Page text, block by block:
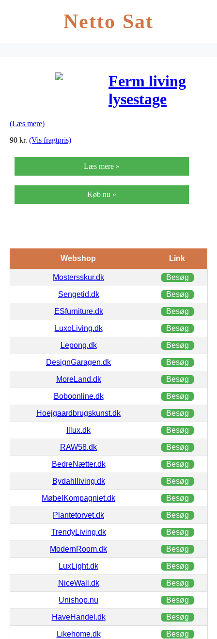
Netto Sat
Ferm living
lysestage
(Læs mere)
90 kr. (Vis fragtpris)
Læs mere »
Køb nu »
Webshop Link
Mostersskur.dk Besøg
Sengetid.dk Besøg
ESfurniture.dk Besøg
LuxoLiving.dk Besøg
Lepong.dk Besøg
DesignGaragen.dk Besøg
MoreLand.dk Besøg
Boboonline.dk Besøg
Hoejgaardbrugskunst.dk Besøg
Illux.dk Besøg
RAW58.dk Besøg
BedreNætter.dk Besøg
Bydahlliving.dk Besøg
MøbelKompagniet.dk Besøg
Plantetorvet.dk Besøg
TrendyLiving.dk Besøg
ModernRoom.dk Besøg
LuxLight.dk Besøg
NiceWall.dk Besøg
Unishop.nu Besøg
HaveHandel.dk Besøg
Likehome.dk Besøg